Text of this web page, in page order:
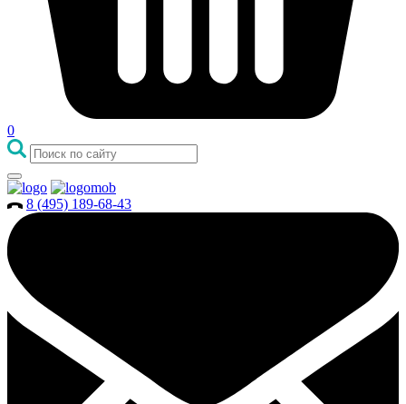
0
8 (495) 189-68-43